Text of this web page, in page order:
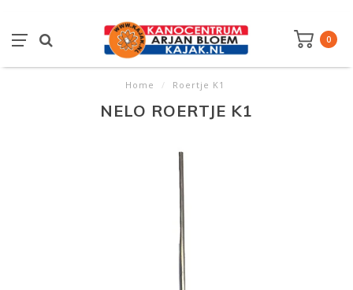
0
Home / Roertje K1
NELO ROERTJE K1